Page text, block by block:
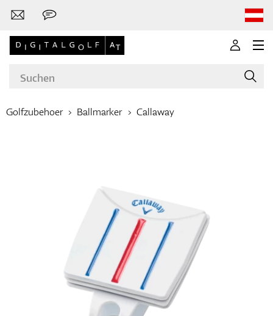
Golfschläger
Bekleidung
Handschuhe
Golfzubehoer Ballmarker Callaway